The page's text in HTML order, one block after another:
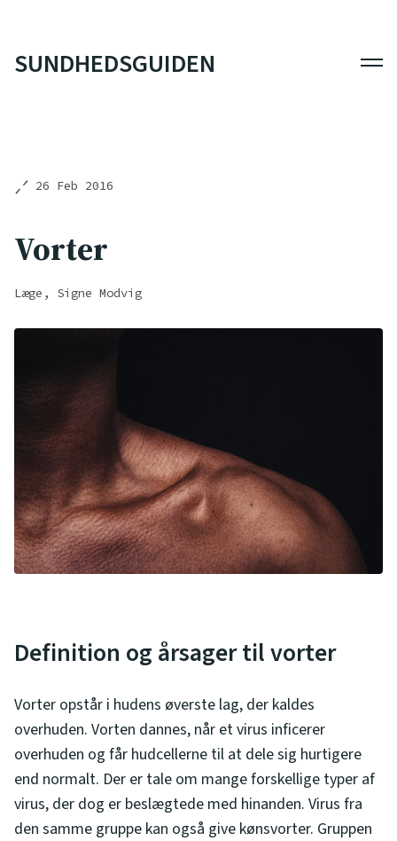
SUNDHEDSGUIDEN
26 Feb 2016
Vorter
Læge, Signe Modvig
Definition og årsager til vorter
Vorter opstår i hudens øverste lag, der kaldes
overhuden. Vorten dannes, når et virus inficerer
overhuden og får hudcellerne til at dele sig hurtigere
end normalt. Der er tale om mange forskellige typer af
virus, der dog er beslægtede med hinanden. Virus fra
den samme gruppe kan også give kønsvorter. Gruppen